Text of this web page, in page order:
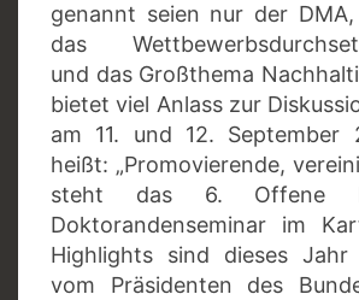
genannt seien nur der DMA,
das
und das Großthema
bietet viel Anlass zur
am 11. und 12. September
heißt: „Promovierende,
steht das 6. Offene
Doktorandenseminar im
Highlights sind dieses
vom Präsidenten des